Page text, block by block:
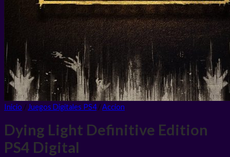
Inicio / Juegos Digitales PS4 /Accion
Dying Light Definitive Edition
PS4 Digital